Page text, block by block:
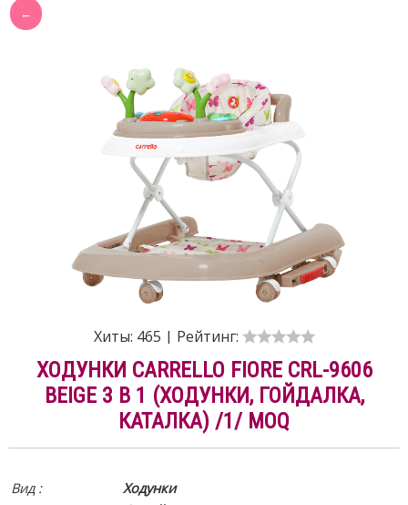
Хиты: 465 | Рейтинг:
ХОДУНКИ CARRELLO FIORE CRL-9606
BEIGE 3 В 1 (ХОДУНКИ, ГОЙДАЛКА,
КАТАЛКА) /1/ MOQ
Вид :
Ходунки